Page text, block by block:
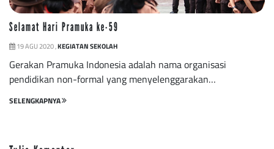
Selamat Hari Pramuka ke-59
19 AGU 2020 ,KEGIATAN SEKOLAH
Gerakan Pramuka Indonesia adalah nama organisasi
pendidikan non-formal yang menyelenggarakan…
SELENGKAPNYA